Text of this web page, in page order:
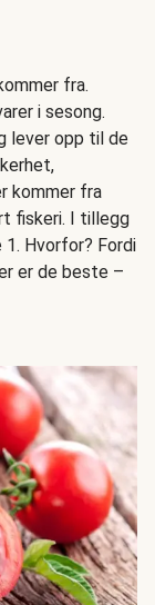
fra.
i sesong.
lever opp til de
kommer fra
fiskeri. I tillegg
Hvorfor? Fordi
er de beste –